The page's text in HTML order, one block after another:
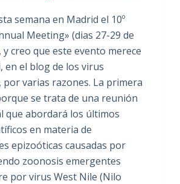
semana en Madrid el 10º
Meeting» (dias 27-29 de
creo que este evento merece
en el blog de los virus
varias razones. La primera
se trata de una reunión
que abordará los últimos
en materia de
epizoóticas causadas por
zoonosis emergentes
por virus West Nile (Nilo